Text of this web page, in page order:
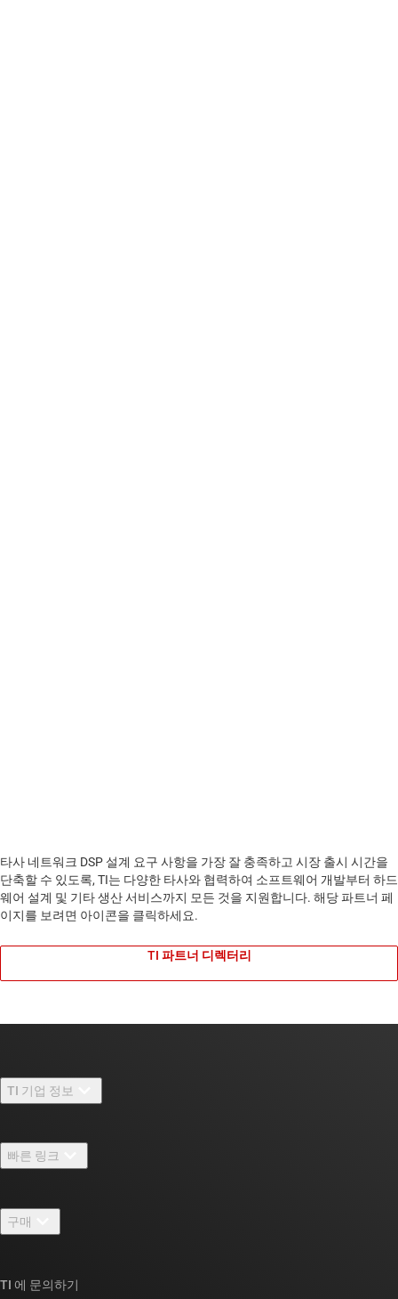
타사 네트워크 DSP 설계 요구 사항을 가장 잘 충족하고 시장 출시 시간을
단축할 수 있도록, TI는 다양한 타사와 협력하여 소프트웨어 개발부터 하드
웨어 설계 및 기타 생산 서비스까지 모든 것을 지원합니다. 해당 파트너 페
이지를 보려면 아이콘을 클릭하세요.
TI 파트너 디렉터리
TI 기업 정보
채용
뉴스룸
이벤트
빠른 링크
TI E2E™ 설계 지원 포럼
대체품 검색
구매
TI 에 문의하기